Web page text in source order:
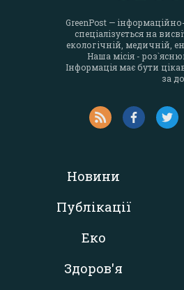
GreenPost —
спеціалізується на
екологічній, медичній,
Наша місія -
Інформація має бути
за
Новини
Публікації
Еко
Здоров'я